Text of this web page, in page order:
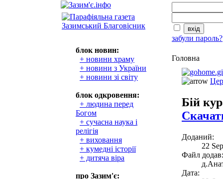
блок новин:
+ новини храму
+ новини з України
+ новини зі світу
блок одкровення:
+ людина перед
Богом
+ сучасна наука і
релігія
+ виховання
+ кумедні історії
+ дитяча віра
про Зазим'є:
забули пароль?
Головна
Бій
Доданий:
22
Файл додав:
Дата: